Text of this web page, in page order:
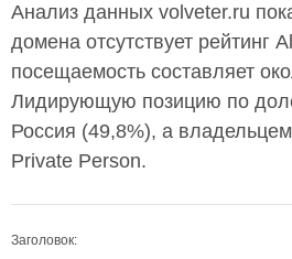
Анализ данных volveter.ru
домена отсутствует рейтинг
посещаемость составляет
Лидирующую позицию по
Россия (49,8%), а
Private Person.
Заголовок: